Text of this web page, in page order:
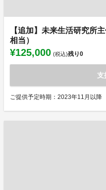
【追加】未来生活研究所
相当）
¥125,000 (税込)残り0
支
ご提供予定時期：2023年11月以降